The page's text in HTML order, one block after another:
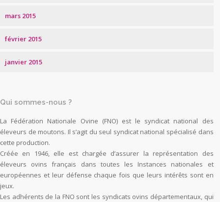
mars 2015
février 2015
janvier 2015
Qui sommes-nous ?
La Fédération Nationale Ovine (FNO) est le syndicat national des
éleveurs de moutons. Il s’agit du seul syndicat national spécialisé dans
cette production.
Créée en 1946, elle est chargée d’assurer la représentation des
éleveurs ovins français dans toutes les Instances nationales et
européennes et leur défense chaque fois que leurs intérêts sont en
jeux.
Les adhérents de la FNO sont les syndicats ovins départementaux, qui